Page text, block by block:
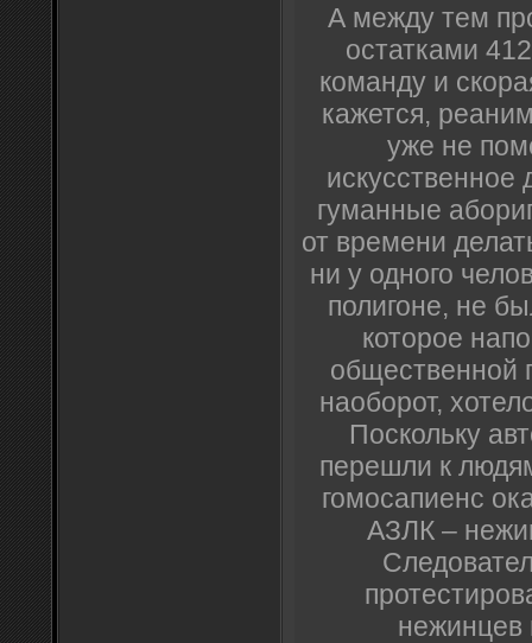
А между тем
остатками
команду и
кажется,
уже не
гуманные
от времени
ни у одного
полигоне, не
которое
общественной
наоборот,
Поскольку
перешли к
гомосапиенс
АЗЛК –
нежинцев